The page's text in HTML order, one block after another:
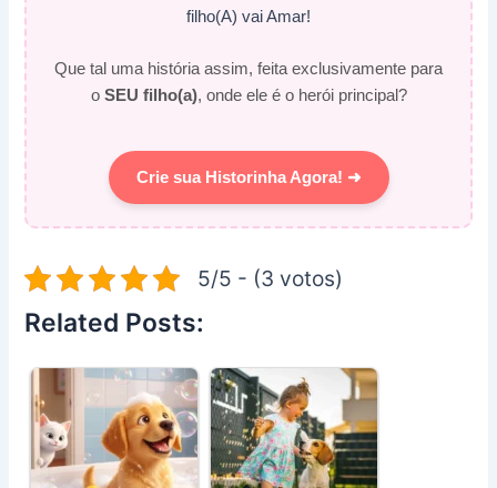
filho(A) vai Amar!
Que tal uma história assim, feita exclusivamente para
o SEU filho(a), onde ele é o herói principal?
Crie sua Historinha Agora! ➜
5/5 - (3 votos)
Related Posts: